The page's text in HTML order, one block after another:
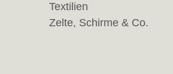
Textilien
Zelte, Schirme & Co.